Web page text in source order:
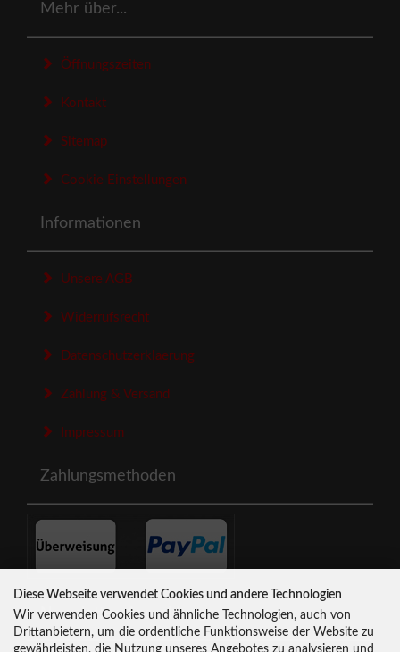
Mehr über...
Öffnungszeiten
Kontakt
Sitemap
Cookie Einstellungen
Informationen
Unsere AGB
Widerrufsrecht
Datenschutzerklaerung
Zahlung & Versand
Impressum
Zahlungsmethoden
Newsletter-Anmeldung
Diese Webseite verwendet Cookies und andere Technologien
Wir verwenden Cookies und ähnliche Technologien, auch von
Drittanbietern, um die ordentliche Funktionsweise der Website zu
gewährleisten, die Nutzung unseres Angebotes zu analysieren und